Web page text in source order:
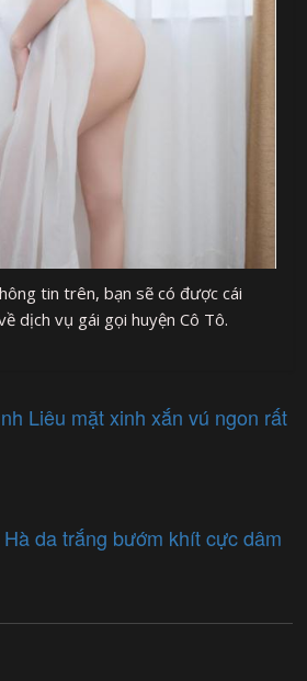
tin trên, bạn sẽ có được cái
dịch vụ gái gọi huyện Cô Tô.
Liêu mặt xinh xắn vú ngon rất
da trắng bướm khít cực dâm